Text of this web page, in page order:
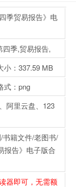
季贸易报告》电
季,贸易报告,
小：337.59 MB
式：png
阿里云盘、123
书籍文件/老图书/
报告》电子版合
器即可，无需额